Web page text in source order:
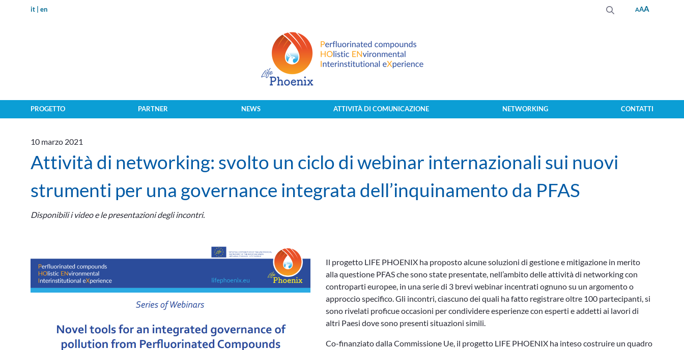
it en AAA
PROGETTO PARTNER NEWS ATTIVITÀ DI COMUNICAZIONE NETWORKING CONTATTI
10 marzo 2021
Attività di networking: svolto un ciclo di webinar internazionali sui nuovi
strumenti per una governance integrata dell’inquinamento da PFAS
Disponibili i video e le presentazioni degli incontri.
Il progetto LIFE PHOENIX ha proposto alcune soluzioni di gestione e mitigazione in merito
alla questione PFAS che sono state presentate, nell’ambito delle attività di networking con
controparti europee, in una serie di 3 brevi webinar incentrati ognuno su un argomento o
approccio specifico. Gli incontri, ciascuno dei quali ha fatto registrare oltre 100 partecipanti, si
sono rivelati proficue occasioni per condividere esperienze con esperti e addetti ai lavori di
altri Paesi dove sono presenti situazioni simili.
Co-finanziato dalla Commissione Ue, il progetto LIFE PHOENIX ha inteso costruire un quadro